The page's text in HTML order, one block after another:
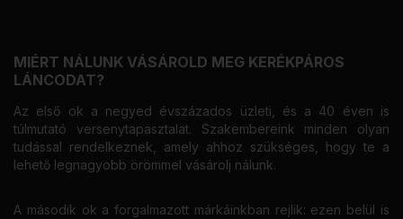
MIÉRT NÁLUNK VÁSÁROLD MEG KERÉKPÁROS
LÁNCODAT?
Az első ok a negyed évszázados üzleti, és a 40 éven is
túlmutató versenytapasztalat. Szakembereink minden olyan
tudással rendelkeznek, amely ahhoz szükséges, hogy te a
lehető legnagyobb örömmel vásárolj nálunk.
A második ok a forgalmazott márkáinkban rejlik: ezen belül is